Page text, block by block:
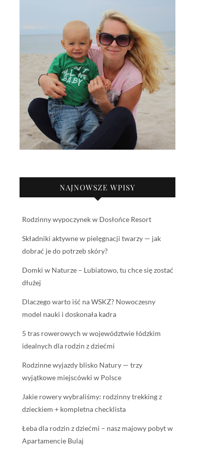
NAJNOWSZE WPISY
Rodzinny wypoczynek w Dosłońce Resort
Składniki aktywne w pielęgnacji twarzy — jak
dobrać je do potrzeb skóry?
Domki w Naturze – Lubiatowo, tu chce się zostać
dłużej
Dlaczego warto iść na WSKZ? Nowoczesny
model nauki i doskonała kadra
5 tras rowerowych w województwie łódzkim
idealnych dla rodzin z dziećmi
Rodzinne wyjazdy blisko Natury — trzy
wyjątkowe miejscówki w Polsce
Jakie rowery wybraliśmy: rodzinny trekking z
dzieckiem + kompletna checklista
Łeba dla rodzin z dziećmi – nasz majowy pobyt w
Apartamencie Bulaj